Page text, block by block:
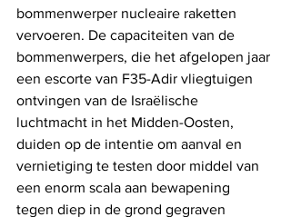
bommenwerper nucleaire raketten
vervoeren. De capaciteiten van de
bommenwerpers, die het afgelopen jaar
een escorte van F35-Adir vliegtuigen
ontvingen van de Israëlische
luchtmacht in het Midden-Oosten,
duiden op de intentie om aanval en
vernietiging te testen door middel van
een enorm scala aan bewapening
tegen diep in de grond gegraven